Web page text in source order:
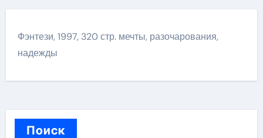
Фэнтези, 1997, 320 стр. мечты, разочарования,
надежды
Поиск